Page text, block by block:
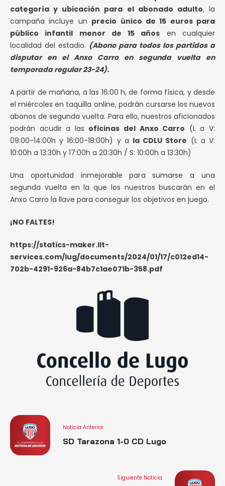
categoría y ubicación para el abonado adulto, la
campaña incluye un precio único de 15 euros para
público infantil menor de 15 años en cualquier
localidad del estadio. (Abono para todos los partidos a
disputar en el Anxo Carro en segunda vuelta en
temporada regular 23-24).
A partir de mañana, a las 16:00 h, de forma física, y desde
el miércoles en taquilla online, podrán cursarse los nuevos
abonos de segunda vuelta. Para ello, nuestros aficionados
podrán acudir a las oficinas del Anxo Carro (L a V:
09:00-14:00h y 16:00-18:00h) y a la CDLU Store (L a V:
10:00h a 13:30h y 17:00h a 20:30h / S: 10:00h a 13:30h)
Una oportunidad inmejorable para sumarse a una
segunda vuelta en la que los nuestros buscarán en el
Anxo Carro la llave para conseguir los objetivos en juego.
¡NO FALTES!
https://statics-maker.llt-
services.com/lug/documents/2024/01/17/c012ed14-
702b-4291-926a-84b7c1ae071b-358.pdf
Noticia Anterior
SD Tarazona 1-0 CD Lugo
Siguiente Noticia